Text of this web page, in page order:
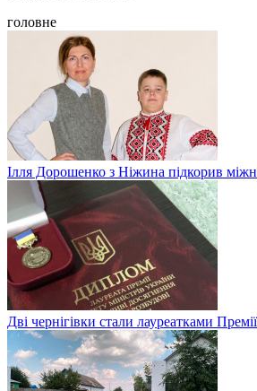
головне
Ілля Дорошенко з Ніжина підкорив
Дві чернігівки стали лауреатками